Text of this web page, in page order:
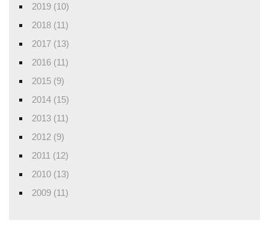
2019 (10)
2018 (11)
2017 (13)
2016 (11)
2015 (9)
2014 (15)
2013 (11)
2012 (9)
2011 (12)
2010 (13)
2009 (11)